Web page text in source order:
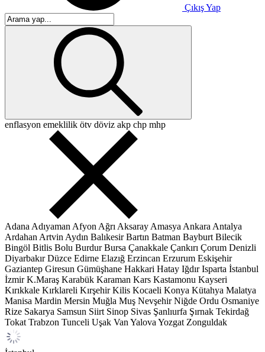
Çıkış Yap
enflasyon emeklilik ötv döviz akp chp mhp
Adana Adıyaman Afyon Ağrı Aksaray Amasya Ankara Antalya
Ardahan Artvin Aydın Balıkesir Bartın Batman Bayburt Bilecik
Bingöl Bitlis Bolu Burdur Bursa Çanakkale Çankırı Çorum Denizli
Diyarbakır Düzce Edirne Elazığ Erzincan Erzurum Eskişehir
Gaziantep Giresun Gümüşhane Hakkari Hatay Iğdır Isparta İstanbul
İzmir K.Maraş Karabük Karaman Kars Kastamonu Kayseri
Kırıkkale Kırklareli Kırşehir Kilis Kocaeli Konya Kütahya Malatya
Manisa Mardin Mersin Muğla Muş Nevşehir Niğde Ordu Osmaniye
Rize Sakarya Samsun Siirt Sinop Sivas Şanlıurfa Şırnak Tekirdağ
Tokat Trabzon Tunceli Uşak Van Yalova Yozgat Zonguldak